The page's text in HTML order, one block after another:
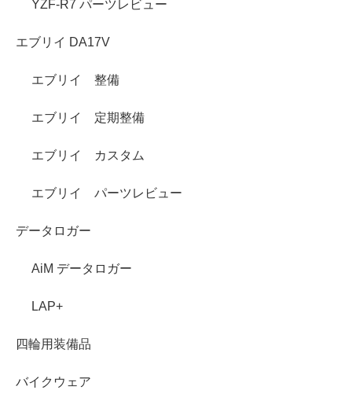
YZF-R7 パーツレビュー
エブリイ DA17V
エブリイ 整備
エブリイ 定期整備
エブリイ カスタム
エブリイ パーツレビュー
データロガー
AiM データロガー
LAP+
四輪用装備品
バイクウェア